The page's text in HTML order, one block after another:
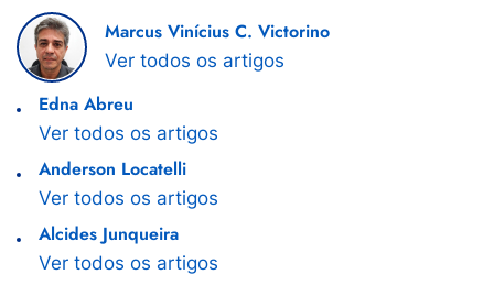
Marcus Vinícius C. Victorino
Ver todos os artigos
Edna Abreu
Ver todos os artigos
Anderson Locatelli
Ver todos os artigos
Alcides Junqueira
Ver todos os artigos